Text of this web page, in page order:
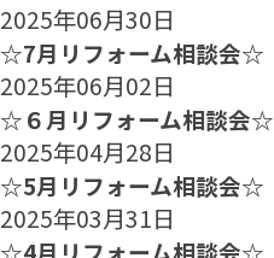
2025年06月30日
☆7月リフォーム相談会☆
2025年06月02日
☆６月リフォーム相談会☆
2025年04月28日
☆5月リフォーム相談会☆
2025年03月31日